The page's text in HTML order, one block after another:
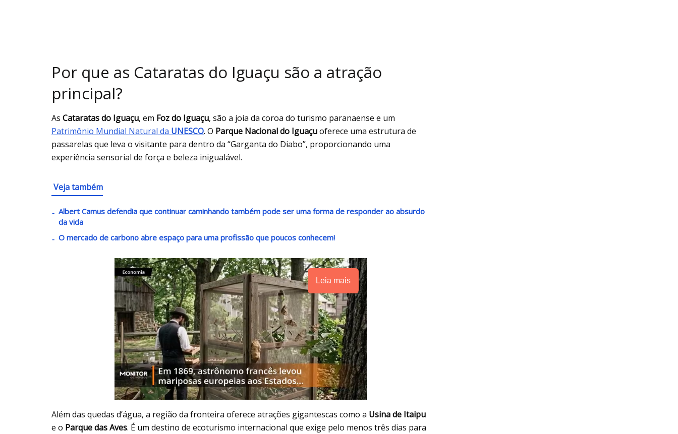
Por que as Cataratas do Iguaçu são a atração
principal?
As Cataratas do Iguaçu, em Foz do Iguaçu, são a joia da coroa do turismo paranaense e um
Patrimônio Mundial Natural da UNESCO. O Parque Nacional do Iguaçuoferece uma estrutura de
passarelas que leva o visitante para dentro da “Garganta do Diabo”, proporcionando uma
experiência sensorial de força e beleza inigualável.
Veja também
Albert Camus defendia que continuar caminhando também pode ser uma forma de responder ao absurdo
da vida
O mercado de carbono abre espaço para uma profissão que poucos conhecem!
Leia mais
Além das quedas d’água, a região da fronteira oferece atrações gigantescas como a Usina de Itaipu
e o Parque das Aves. É um destino de ecoturismo internacional que exige pelo menos três dias para